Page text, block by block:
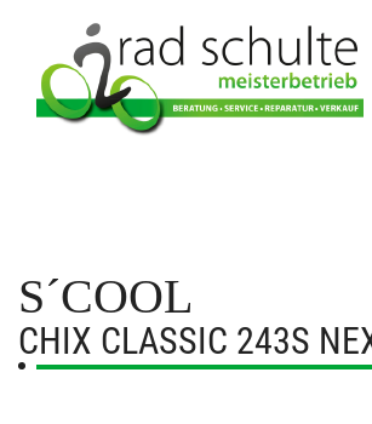
S´COOL
CHIX CLASSIC 243S